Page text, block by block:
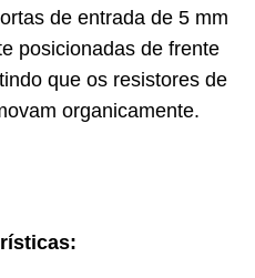
de entrada de 5 mm
posicionadas de frente
que os resistores de
organicamente.